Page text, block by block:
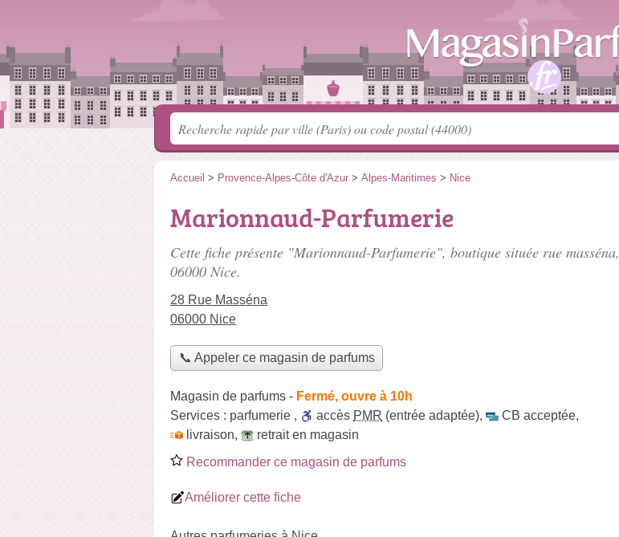
Accueil > Provence-Alpes-Côte d'Azur > Alpes-Maritimes > Nice
Marionnaud-Parfumerie
Cette fiche présente "Marionnaud-Parfumerie", boutique située rue masséna,
06000 Nice.
28 Rue Masséna
06000 Nice
📞 Appeler ce magasin de parfums
Magasin de parfums - Fermé, ouvre à 10h
Services : parfumerie , accès PMR (entrée adaptée), CB acceptée,
livraison,
retrait en magasin
Recommander ce magasin de parfums
Améliorer cette fiche